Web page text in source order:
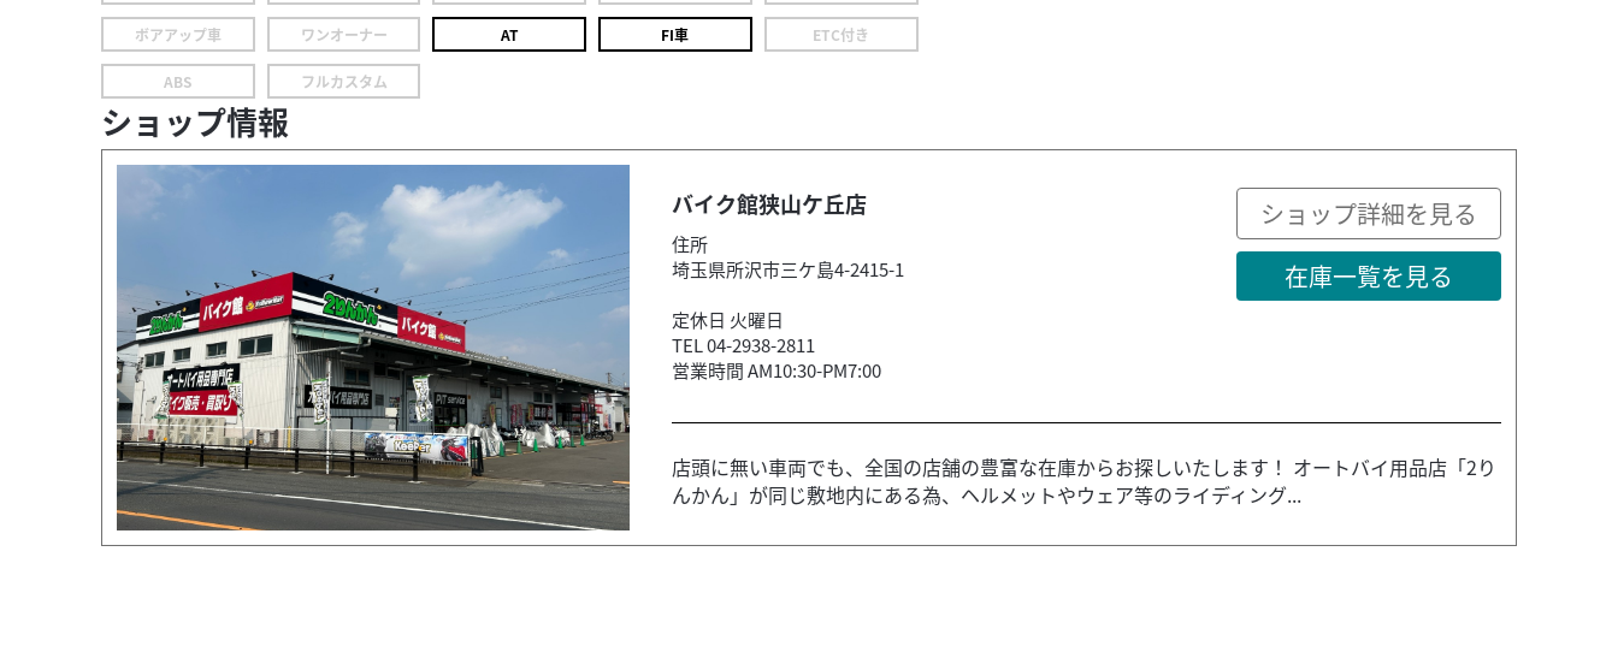
ボアアップ車 ワンオーナー AT FI車 ETC付き
ABS フルカスタム
ショップ情報
バイク館狭山ケ丘店
住所
埼玉県所沢市三ケ島4-2415-1
定休日 火曜日
TEL 04-2938-2811
営業時間 AM10:30-PM7:00
ショップ詳細を見る
在庫一覧を見る
店頭に無い車両でも、全国の店舗の豊富な在庫からお探しいたします！ オートバイ用品店「2り
んかん」が同じ敷地内にある為、ヘルメットやウェア等のライディング...